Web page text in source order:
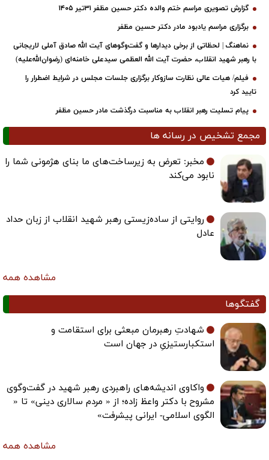
گزارش تصویری مراسم ختم والده دکتر حسین مظفر ۳۱تیر ۱۴۰۵
برگزاری مراسم یادبود مادر دکتر حسین مظفر
نماهنگ | لحظاتی از برخی دیدارها و گفت‌وگوهای آیت ‌الله صادق آملی لاریجانی
با رهبر شهید انقلاب، حضرت آیت‌ الله العظمی سیدعلی خامنه‌ای (رضوان‌الله‌علیه)
فیلم/ هیات عالی نظارت سازوکار برگزاری جلسات مجلس در شرایط اضطرار را
تایید کرد
پیام تسلیت رهبر انقلاب به مناسبت درگذشت مادر حسین مظفر
مجمع تشخیص در رسانه ها
مخبر: تعرض به زیرساخت‌های ما بنای هژمونی شما را
نابود می‌کند
روایتی از ساده‌زیستی رهبر شهید انقلاب از زبان حداد
عادل
مشاهده همه
گفتگوها
شهادتِ رهبرمان مبعثی برای استقامت و
استکبارستیزیِ در جهان است
واکاوی اندیشه‌های راهبردی رهبر شهید در گفت‌وگوی
مشروح با دکتر واعظ زاده؛ از « مردم سالاری دینی» تا «
الگوی اسلامی- ایرانی پیشرفت»
مشاهده همه